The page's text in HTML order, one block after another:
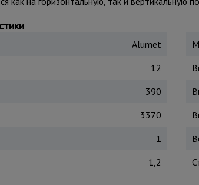
Alumet
12
390
3370
1
1,2